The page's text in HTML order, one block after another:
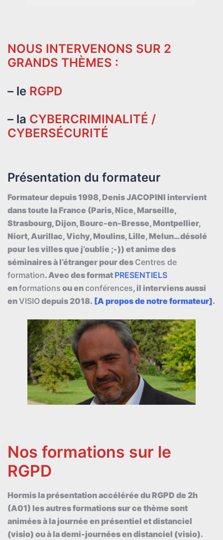
NOUS INTERVENONS SUR 2
GRANDS THÈMES :
– le RGPD
– la CYBERCRIMINALITÉ /
CYBERSÉCURITÉ
Présentation du formateur
Formateur depuis 1998, Denis JACOPINI intervient
dans toute la France (Paris, Nice, Marseille,
Strasbourg, Dijon, Bourc-en-Bresse, Montpellier,
Niort, Aurillac, Vichy, Moulins, Lille, Melun…désolé
pour les villes que j’oublie ;-)) et anime des
séminaires à l’étranger pour des Centres de
formation. Avec des format PRESENTIELS
enformations ou enconférences, il interviens aussi
enVISIOdepuis 2018. [A propos de notre formateur].
Nos formations sur le
RGPD
Hormis la présentation accélérée du RGPD de 2h
(A01) les autres formations sur ce thème sont
animées à la journée en présentiel et distanciel
(visio) ou à la demi-journées en distanciel (visio).